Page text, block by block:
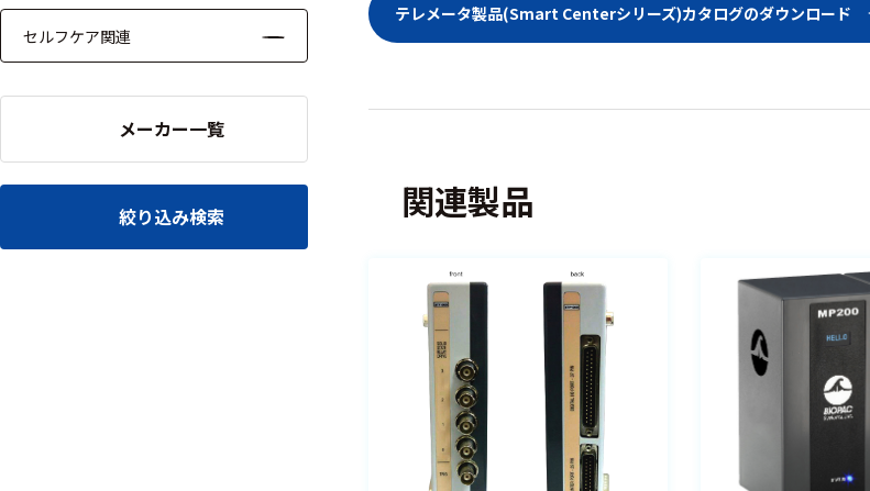
セルフケア関連
メーカー一覧
絞り込み検索
テレメータ製品(Smart Centerシリーズ)カタログのダウンロード
関連製品